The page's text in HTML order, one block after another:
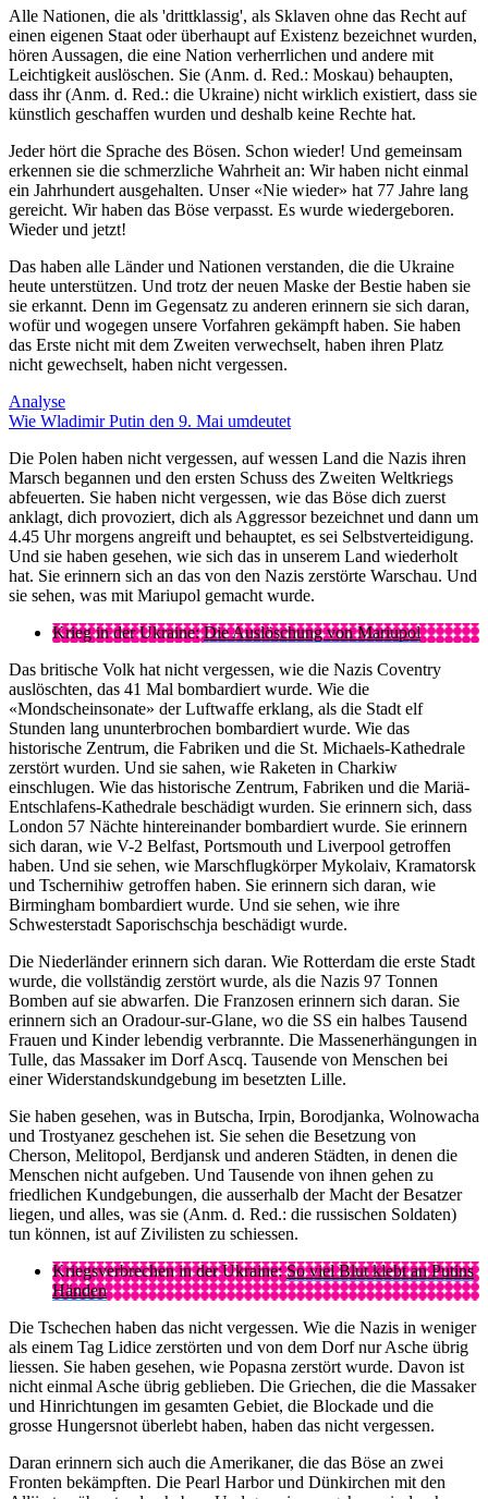
Alle Nationen, die als 'drittklassig', als Sklaven ohne das Recht auf
einen eigenen Staat oder überhaupt auf Existenz bezeichnet wurden,
hören Aussagen, die eine Nation verherrlichen und andere mit
Leichtigkeit auslöschen. Sie (Anm. d. Red.: Moskau) behaupten,
dass ihr (Anm. d. Red.: die Ukraine) nicht wirklich existiert, dass sie
künstlich geschaffen wurden und deshalb keine Rechte hat.
Jeder hört die Sprache des Bösen. Schon wieder! Und gemeinsam
erkennen sie die schmerzliche Wahrheit an: Wir haben nicht einmal
ein Jahrhundert ausgehalten. Unser «Nie wieder» hat 77 Jahre lang
gereicht. Wir haben das Böse verpasst. Es wurde wiedergeboren.
Wieder und jetzt!
Das haben alle Länder und Nationen verstanden, die die Ukraine
heute unterstützen. Und trotz der neuen Maske der Bestie haben sie
sie erkannt. Denn im Gegensatz zu anderen erinnern sie sich daran,
wofür und wogegen unsere Vorfahren gekämpft haben. Sie haben
das Erste nicht mit dem Zweiten verwechselt, haben ihren Platz
nicht gewechselt, haben nicht vergessen.
Analyse
Wie Wladimir Putin den 9. Mai umdeutet
Die Polen haben nicht vergessen, auf wessen Land die Nazis ihren
Marsch begannen und den ersten Schuss des Zweiten Weltkriegs
abfeuerten. Sie haben nicht vergessen, wie das Böse dich zuerst
anklagt, dich provoziert, dich als Aggressor bezeichnet und dann um
4.45 Uhr morgens angreift und behauptet, es sei Selbstverteidigung.
Und sie haben gesehen, wie sich das in unserem Land wiederholt
hat. Sie erinnern sich an das von den Nazis zerstörte Warschau. Und
sie sehen, was mit Mariupol gemacht wurde.
Krieg in der Ukraine:Die Auslöschung von Mariupol
Das britische Volk hat nicht vergessen, wie die Nazis Coventry
auslöschten, das 41 Mal bombardiert wurde. Wie die
«Mondscheinsonate» der Luftwaffe erklang, als die Stadt elf
Stunden lang ununterbrochen bombardiert wurde. Wie das
historische Zentrum, die Fabriken und die St. Michaels-Kathedrale
zerstört wurden. Und sie sahen, wie Raketen in Charkiw
einschlugen. Wie das historische Zentrum, Fabriken und die Mariä-
Entschlafens-Kathedrale beschädigt wurden. Sie erinnern sich, dass
London 57 Nächte hintereinander bombardiert wurde. Sie erinnern
sich daran, wie V-2 Belfast, Portsmouth und Liverpool getroffen
haben. Und sie sehen, wie Marschflugkörper Mykolaiv, Kramatorsk
und Tschernihiw getroffen haben. Sie erinnern sich daran, wie
Birmingham bombardiert wurde. Und sie sehen, wie ihre
Schwesterstadt Saporischschja beschädigt wurde.
Die Niederländer erinnern sich daran. Wie Rotterdam die erste Stadt
wurde, die vollständig zerstört wurde, als die Nazis 97 Tonnen
Bomben auf sie abwarfen. Die Franzosen erinnern sich daran. Sie
erinnern sich an Oradour-sur-Glane, wo die SS ein halbes Tausend
Frauen und Kinder lebendig verbrannte. Die Massenerhängungen in
Tulle, das Massaker im Dorf Ascq. Tausende von Menschen bei
einer Widerstandskundgebung im besetzten Lille.
Sie haben gesehen, was in Butscha, Irpin, Borodjanka, Wolnowacha
und Trostyanez geschehen ist. Sie sehen die Besetzung von
Cherson, Melitopol, Berdjansk und anderen Städten, in denen die
Menschen nicht aufgeben. Und Tausende von ihnen gehen zu
friedlichen Kundgebungen, die ausserhalb der Macht der Besatzer
liegen, und alles, was sie (Anm. d. Red.: die russischen Soldaten)
tun können, ist auf Zivilisten zu schiessen.
Kriegsverbrechen in der Ukraine:So viel Blut klebt an Putins
Händen
Die Tschechen haben das nicht vergessen. Wie die Nazis in weniger
als einem Tag Lidice zerstörten und von dem Dorf nur Asche übrig
liessen. Sie haben gesehen, wie Popasna zerstört wurde. Davon ist
nicht einmal Asche übrig geblieben. Die Griechen, die die Massaker
und Hinrichtungen im gesamten Gebiet, die Blockade und die
grosse Hungersnot überlebt haben, haben das nicht vergessen.
Daran erinnern sich auch die Amerikaner, die das Böse an zwei
Fronten bekämpften. Die Pearl Harbor und Dünkirchen mit den